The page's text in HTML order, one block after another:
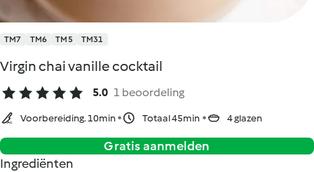
TM7 TM6 TM5 TM31
Virgin chai vanille cocktail
5.0 1 beoordeling
Voorbereiding. 10min Totaal 45min 4 glazen
Gratis aanmelden
Ingrediënten